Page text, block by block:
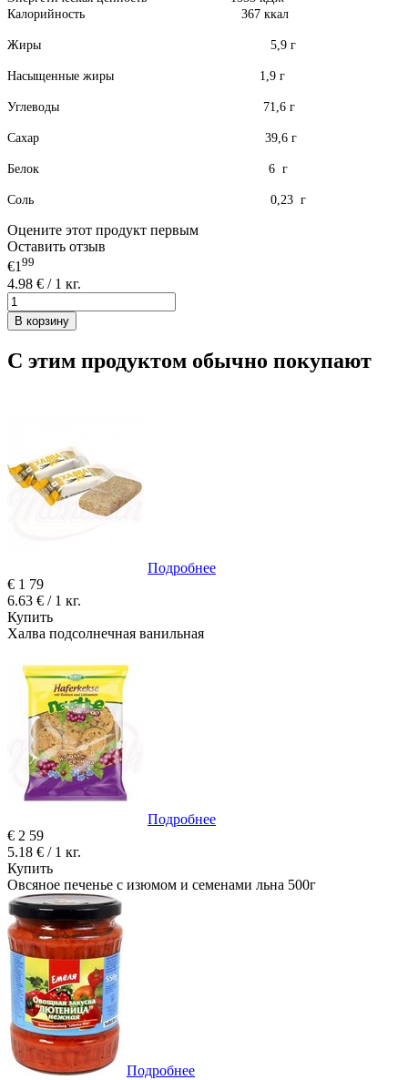
Калорийность 367 ккал
Жиры 5,9 г
Насыщенные жиры 1,9 г
Углеводы 71,6 г
Сахар 39,6 г
Белок 6 г
Соль 0,23 г
Оцените этот продукт первым
Оставить отзыв
€199
4.98 € / 1 кг.
В корзину
С этим продуктом обычно покупают
Подробнее
€ 1 79
6.63 € / 1 кг.
Купить
Халва подсолнечная ванильная
Подробнее
€ 2 59
5.18 € / 1 кг.
Купить
Овсяное печенье с изюмом и семенами льна 500г
Подробнее